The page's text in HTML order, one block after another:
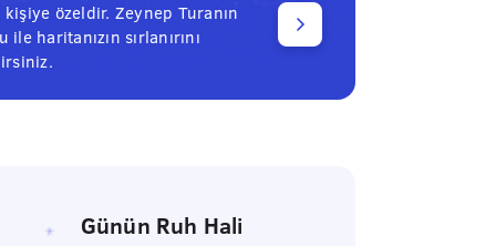
kişiye özeldir. Zeynep Turanın
ile haritanızın sırlanırını
Günün Ruh Hali